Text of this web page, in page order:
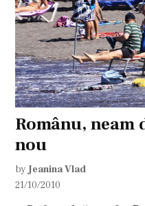
Românu,
nou
by Jeanina Vlad
21/10/2010